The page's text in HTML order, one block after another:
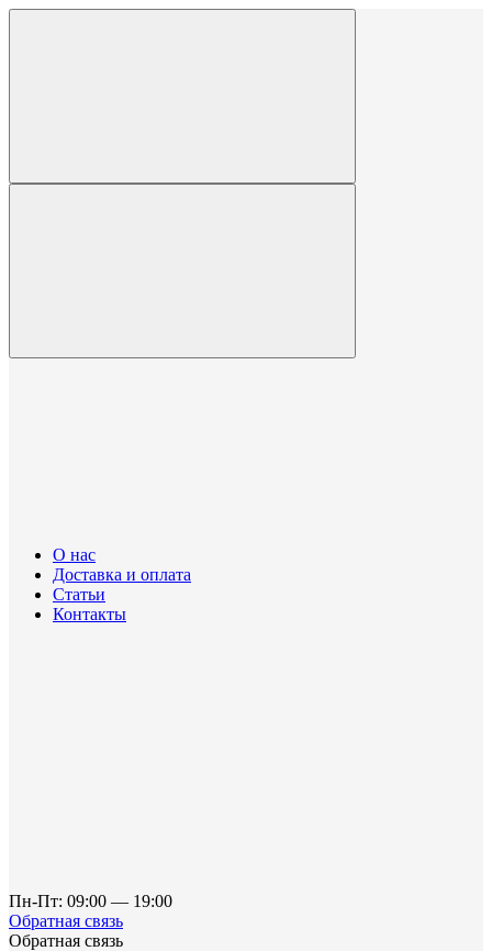
О нас
Доставка и оплата
Статьи
Контакты
Пн-Пт: 09:00 — 19:00
Обратная связь
Обратная связь